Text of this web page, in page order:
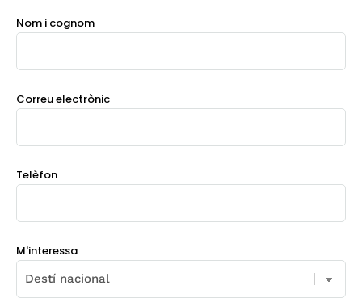
Nom i cognom
Correu electrònic
Telèfon
M'interessa